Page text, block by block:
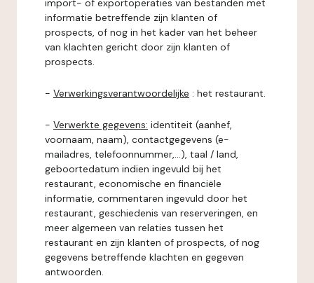
import- of exportoperaties van bestanden met
informatie betreffende zijn klanten of
prospects, of nog in het kader van het beheer
van klachten gericht door zijn klanten of
prospects.
- Verwerkingsverantwoordelijke : het restaurant.
- Verwerkte gegevens: identiteit (aanhef,
voornaam, naam), contactgegevens (e-
mailadres, telefoonnummer,...), taal / land,
geboortedatum indien ingevuld bij het
restaurant, economische en financiële
informatie, commentaren ingevuld door het
restaurant, geschiedenis van reserveringen, en
meer algemeen van relaties tussen het
restaurant en zijn klanten of prospects, of nog
gegevens betreffende klachten en gegeven
antwoorden.